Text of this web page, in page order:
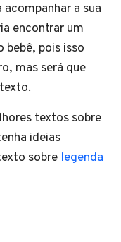
a sua
encontrar um
pois isso
mas será que
textos sobre
ideias
sobrelegenda